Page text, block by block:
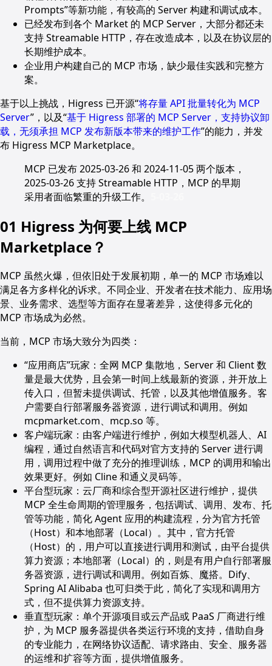
Prompts”等新功能，有较高的 Server 构建和调试成本。
已经发布到各个 Market 的 MCP Server，大部分都还未
支持 Streamable HTTP，存在改造成本，以及在协议层的
长期维护成本。
企业用户构建自己的 MCP 市场，缺少最佳实践和完整方
案。
基于以上挑战，Higress 已开源“将存量 API 批量转化为 MCP
Server”，以及“基于 Higress 部署的 MCP Server，支持协议卸
载，无须承担 MCP 发布新版本带来的维护工作”的能力，并发
布 Higress MCP Marketplace。
MCP 已发布 2025-03-26 和 2024-11-05 两个版本，
2025-03-26 支持 Streamable HTTP，MCP 的早期
采用者面临繁重的升级工作。
01 Higress 为何要上线 MCP
Marketplace？
MCP 虽然火爆，但依旧处于发展初期，单一的 MCP 市场难以
满足各方多样化的诉求。不同企业、开发者在技术能力、应用场
景、业务需求、选型等方面存在显著差异，这使得多元化的
MCP 市场成为必然。
当前，MCP 市场大致分为四类：
“应用商店”玩家：全网 MCP 集散地，Server 和 Client 数
量是最大优势，且会第一时间上线最新的资源，并开放上
传入口，但暂未提供调试、托管，以及其他增值服务。客
户需要自行部署服务器资源，进行调试和调用。例如
mcpmarket.com、mcp.so 等。
客户端玩家：由客户端进行维护，例如大模型机器人、AI
编程，通过自然语言和代码对官方支持的 Server 进行调
用，调用过程中做了充分的推理训练，MCP 的调用和输出
效果更好。例如 Cline 和通义灵码等。
平台型玩家：云厂商和综合型开源社区进行维护，提供
MCP 全生命周期的管理服务，包括调试、调用、发布、托
管等功能，简化 Agent 应用的构建流程，分为官方托管
（Host）和本地部署（Local）。其中，官方托管
（Host）的，用户可以直接进行调用和测试，由平台提供
算力资源；本地部署（Local）的，则是有用户自行部署服
务器资源，进行调试和调用。例如百炼、魔搭。Dify、
Spring AI Alibaba 也可归类于此，简化了实现和调用方
式，但不提供算力资源支持。
垂直型玩家：单个开源项目或云产品或 PaaS 厂商进行维
护，为 MCP 服务器提供各类运行环境的支持，借助自身
的专业能力，在网络协议适配、请求路由、安全、服务器
的运维和扩容等方面，提供增值服务。